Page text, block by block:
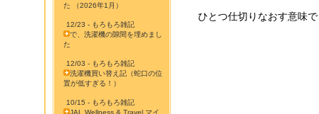
た （2026年1月）
12/23 - もろもろ雑記
で、洗濯機の隙間を埋めまし
た
12/03 - もろもろ雑記
洗濯機買い替え記（蛇口の位
置が低すぎる！）
10/15 - もろもろ雑記
JAL Wellness & Travel マイ
ひとつ仕切りなおす意味